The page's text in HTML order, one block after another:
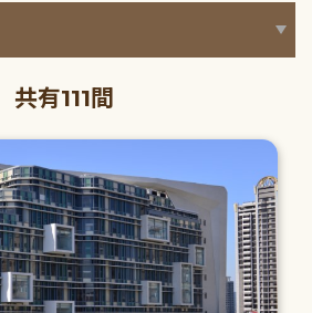
共有111間